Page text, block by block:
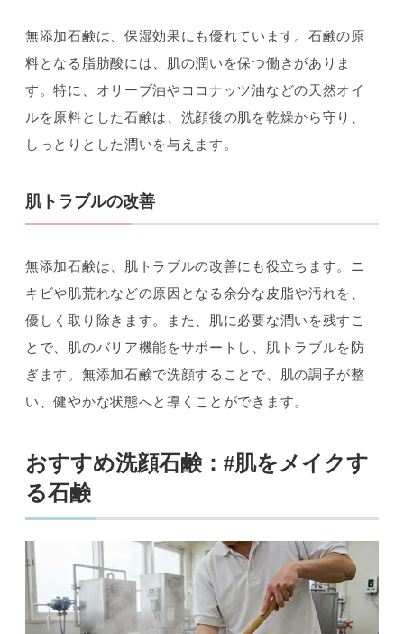
無添加石鹸は、保湿効果にも優れています。石鹸の原
料となる脂肪酸には、肌の潤いを保つ働きがありま
す。特に、オリーブ油やココナッツ油などの天然オイ
ルを原料とした石鹸は、洗顔後の肌を乾燥から守り、
しっとりとした潤いを与えます。
肌トラブルの改善
無添加石鹸は、肌トラブルの改善にも役立ちます。ニ
キビや肌荒れなどの原因となる余分な皮脂や汚れを、
優しく取り除きます。また、肌に必要な潤いを残すこ
とで、肌のバリア機能をサポートし、肌トラブルを防
ぎます。無添加石鹸で洗顔することで、肌の調子が整
い、健やかな状態へと導くことができます。
おすすめ洗顔石鹸：#肌をメイクす
る石鹸